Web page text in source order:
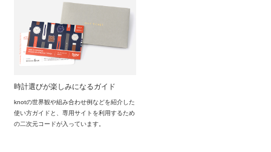
時計選びが楽しみになるガイド
knotの世界観や組み合わせ例などを紹介した
使い方ガイドと、専用サイトを利用するため
の二次元コードが入っています。